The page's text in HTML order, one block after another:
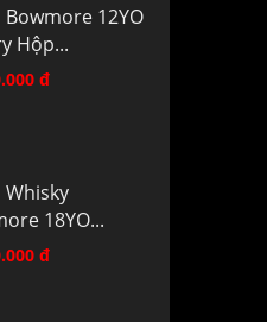
Bowmore 12YO
Hộp...
đ
Whisky
18YO...
đ